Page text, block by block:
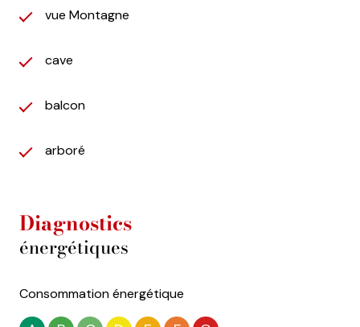
vue Montagne
cave
balcon
arboré
Diagnostics
énergétiques
Consommation énergétique